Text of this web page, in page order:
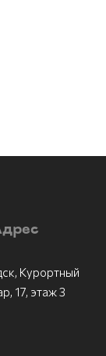
Курортный
17, этаж 3